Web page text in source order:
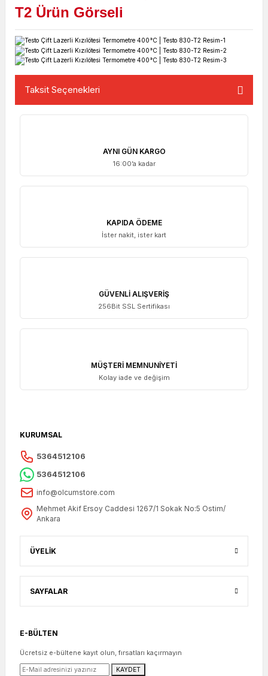
T2 Ürün Görseli
Taksit Seçenekleri
AYNI GÜN KARGO
16:00’a kadar
KAPIDA ÖDEME
İster nakit, ister kart
GÜVENLİ ALIŞVERİŞ
256Bit SSL Sertifikası
MÜŞTERİ MEMNUNİYETİ
Kolay iade ve değişim
KURUMSAL
5364512106
5364512106
info@olcumstore.com
Mehmet Akif Ersoy Caddesi 1267/1 Sokak No:5 Ostim/
Ankara
ÜYELİK
SAYFALAR
E-BÜLTEN
Ücretsiz e-bültene kayıt olun, fırsatları kaçırmayın
KAYDET